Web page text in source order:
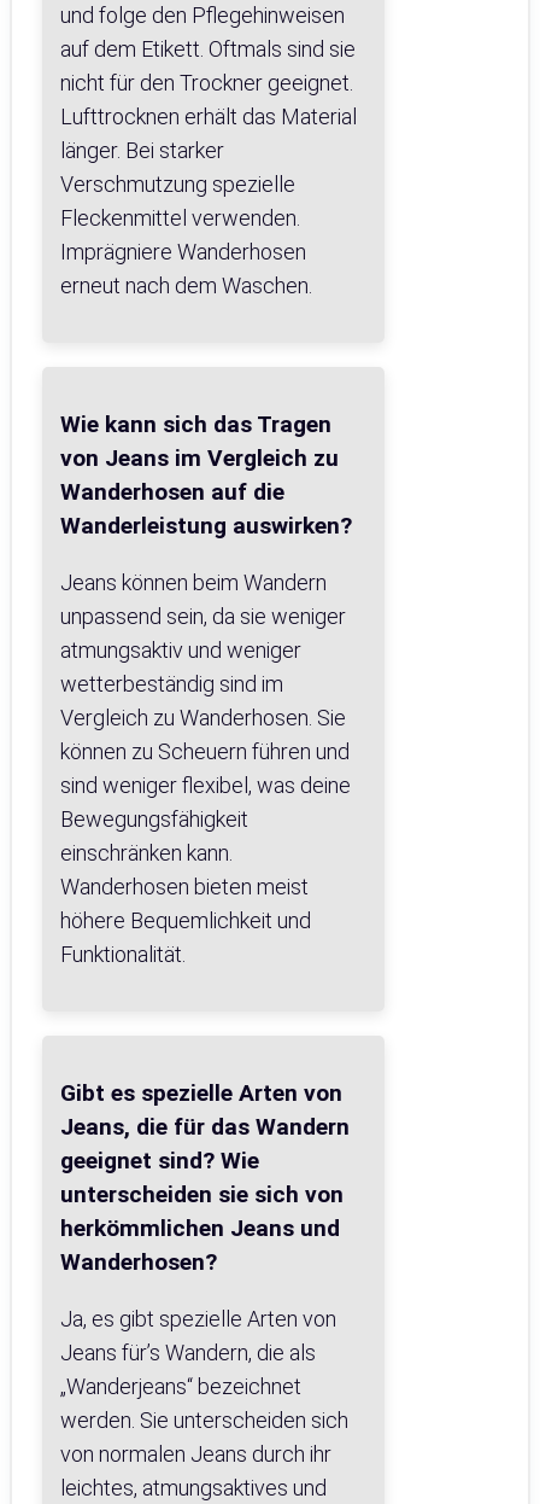
und folge den Pflegehinweisen
auf dem Etikett. Oftmals sind sie
nicht für den Trockner geeignet.
Lufttrocknen erhält das Material
länger. Bei starker
Verschmutzung spezielle
Fleckenmittel verwenden.
Imprägniere Wanderhosen
erneut nach dem Waschen.
Wie kann sich das Tragen
von Jeans im Vergleich zu
Wanderhosen auf die
Wanderleistung auswirken?
Jeans können beim Wandern
unpassend sein, da sie weniger
atmungsaktiv und weniger
wetterbeständig sind im
Vergleich zu Wanderhosen. Sie
können zu Scheuern führen und
sind weniger flexibel, was deine
Bewegungsfähigkeit
einschränken kann.
Wanderhosen bieten meist
höhere Bequemlichkeit und
Funktionalität.
Gibt es spezielle Arten von
Jeans, die für das Wandern
geeignet sind? Wie
unterscheiden sie sich von
herkömmlichen Jeans und
Wanderhosen?
Ja, es gibt spezielle Arten von
Jeans für’s Wandern, die als
„Wanderjeans“ bezeichnet
werden. Sie unterscheiden sich
von normalen Jeans durch ihr
leichtes, atmungsaktives und